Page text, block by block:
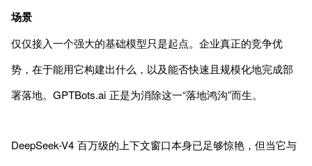
场景
仅仅接入一个强大的基础模型只是起点。企业真正的竞争优
势，在于能用它构建出什么，以及能否快速且规模化地完成部
署落地。GPTBots.ai 正是为消除这一“落地鸿沟”而生。
DeepSeek-V4 百万级的上下文窗口本身已足够惊艳，但当它与